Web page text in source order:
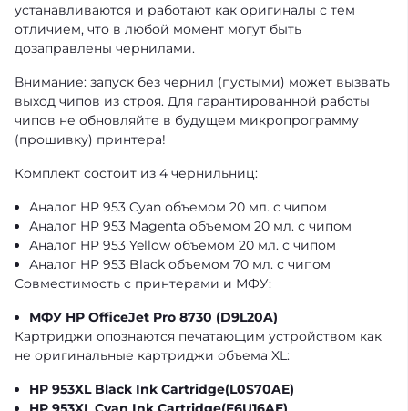
устанавливаются и работают как оригиналы с тем
отличием, что в любой момент могут быть
дозаправлены чернилами.
Внимание: запуск без чернил (пустыми) может вызвать
выход чипов из строя. Для гарантированной работы
чипов не обновляйте в будущем микропрограмму
(прошивку) принтера!
Комплект состоит из 4 чернильниц:
Аналог HP 953 Cyan объемом 20 мл. с чипом
Аналог HP 953 Magenta объемом 20 мл. с чипом
Аналог HP 953 Yellow объемом 20 мл. с чипом
Аналог HP 953 Black объемом 70 мл. с чипом
Совместимость с принтерами и МФУ:
МФУ HP OfficeJet Pro 8730 (D9L20A)
Картриджи опознаются печатающим устройством как
не оригинальные картриджи объема XL:
HP 953XL Black Ink Cartridge(L0S70AE)